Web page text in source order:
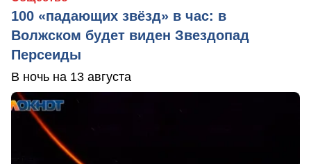
100 «падающих звёзд» в час: в
Волжском будет виден Звездопад
Персеиды
В ночь на 13 августа